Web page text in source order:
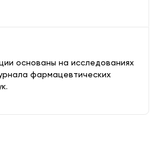
основаны на исследованиях
фармацевтических